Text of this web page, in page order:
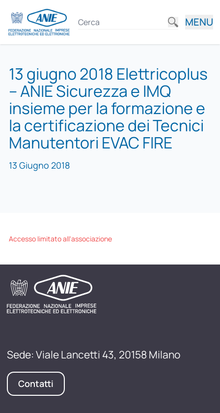
MENU
13 giugno 2018 Elettricoplus
– ANIE Sicurezza e IMQ
insieme per la formazione e
la certificazione dei Tecnici
Manutentori EVAC FIRE
13 Giugno 2018
Accesso limitato all'associazione
Sede: Viale Lancetti 43, 20158 Milano
Contatti